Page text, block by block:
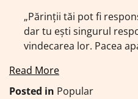
„Părinții tăi pot fi
dar tu ești singurul
vindecarea lor. Pacea
Read More
Posted in Popular